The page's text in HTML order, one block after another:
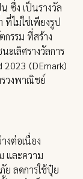
ซึ่ง เป็นรางวัล
ไม่ใช่เพียงรูป
รรม ที่สร้าง
เลิศรางวัลการ
2023 (DEmark)
รวงพาณิชย์
งต่อเนื่อง
และความ
ลดการใช้ปุ๋ย